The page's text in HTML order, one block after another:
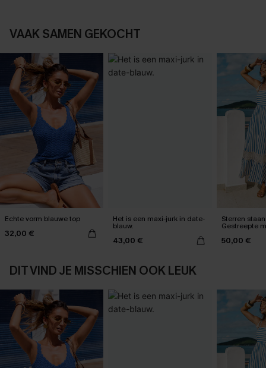
VAAK SAMEN GEKOCHT
Echte vorm blauwe top
32,00 €
Het is een maxi-jurk in date-
blauw.
43,00 €
Sterren
Gestreepte
50,00 €
DIT VIND JE MISSCHIEN OOK LEUK